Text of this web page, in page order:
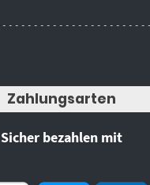
Zahlungsarten
Sicher bezahlen mit